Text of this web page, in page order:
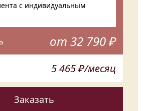
с индивидуальным
от 32 790 ₽
5 465 ₽/месяц
Заказать